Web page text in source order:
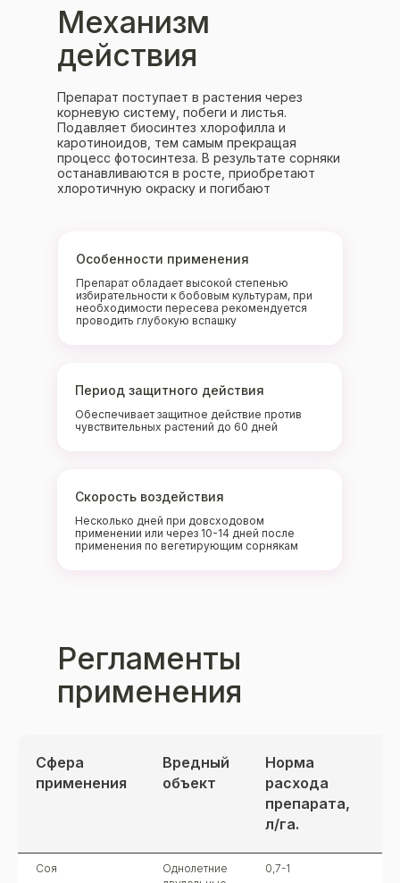
Механизм
действия
Препарат поступает в растения через
корневую систему, побеги и листья.
Подавляет биосинтез хлорофилла и
каротиноидов, тем самым прекращая
процесс фотосинтеза. В результате сорняки
останавливаются в росте, приобретают
хлоротичную окраску и погибают
Особенности применения
Препарат обладает высокой степенью
избирательности к бобовым культурам, при
необходимости пересева рекомендуется
проводить глубокую вспашку
Период защитного действия
Обеспечивает защитное действие против
чувствительных растений до 60 дней
Скорость воздействия
Несколько дней при довсходовом
применении или через 10-14 дней после
применения по вегетирующим сорнякам
Регламенты
применения
Сфера
применения
Вредный
объект
Норма
расхода
препарата,
л/га.
Соя
Однолетние
0,7-1